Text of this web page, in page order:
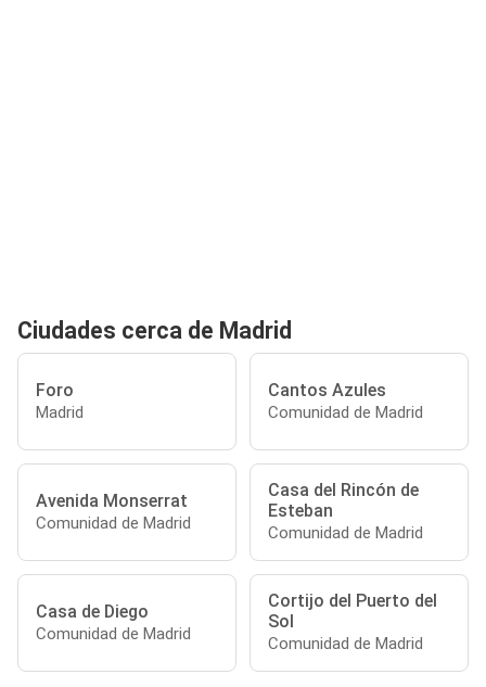
Ciudades cerca de Madrid
Foro
Madrid
Cantos Azules
Comunidad de Madrid
Avenida Monserrat
Comunidad de Madrid
Casa del Rincón de
Esteban
Comunidad de Madrid
Casa de Diego
Comunidad de Madrid
Cortijo del Puerto del
Sol
Comunidad de Madrid